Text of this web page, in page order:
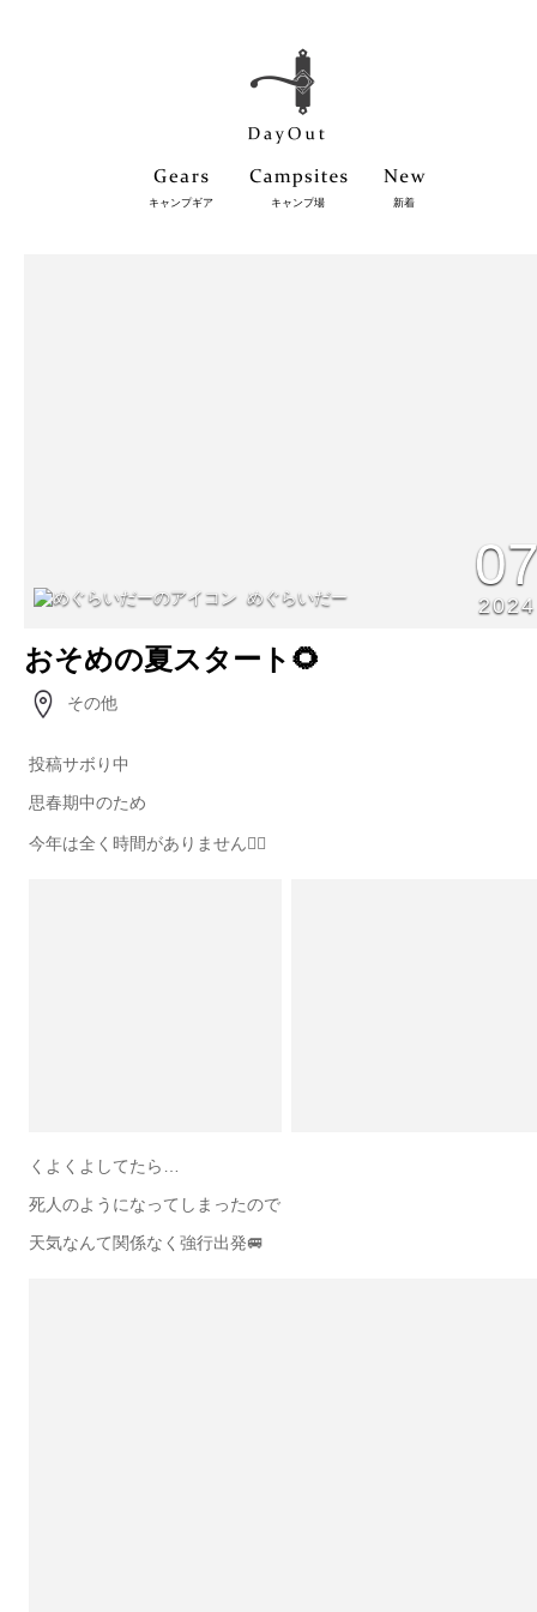
キャンプギア キャンプ場 新着
めぐらいだー 2024
おそめの夏スタート🌻
その他
投稿サボり中
思春期中のため
今年は全く時間がありません🤷‍♀️
くよくよしてたら…
死人のようになってしまったので
天気なんて関係なく強行出発🚐